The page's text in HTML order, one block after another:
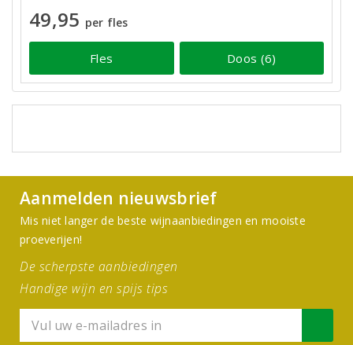
49,95 per fles
Fles Doos (6)
Aanmelden nieuwsbrief
Mis niet langer de beste wijnaanbiedingen en mooiste
proeverijen!
De scherpste aanbiedingen
Handige wijn en spijs tips